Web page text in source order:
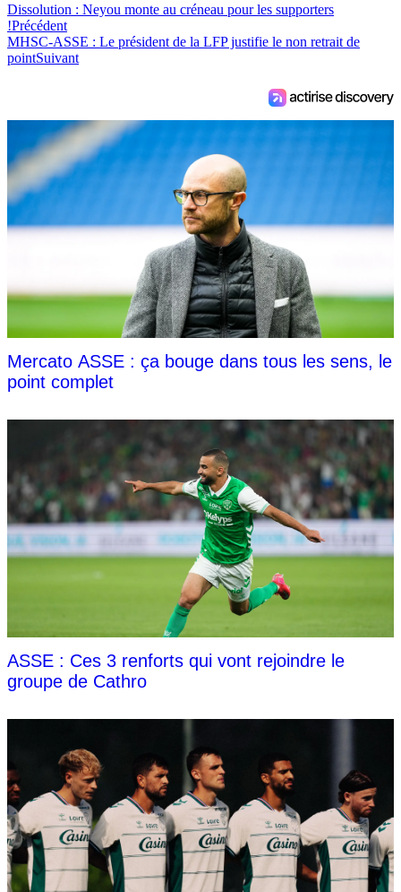
Dissolution : Neyou monte au créneau pour les supporters
!Précédent
MHSC-ASSE : Le président de la LFP justifie le non retrait de
pointSuivant
Mercato ASSE : ça bouge dans tous les sens, le
point complet
ASSE : Ces 3 renforts qui vont rejoindre le
groupe de Cathro